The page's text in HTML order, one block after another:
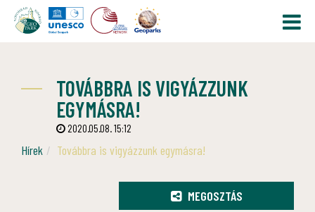
TOVÁBBRA IS VIGYÁZZUNK
EGYMÁSRA!
2020.05.08. 15:12
Hírek Továbbra is vigyázzunk egymásra!
MEGOSZTÁS